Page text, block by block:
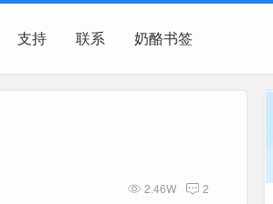
支持 联系 奶酪书签
2.46W 2